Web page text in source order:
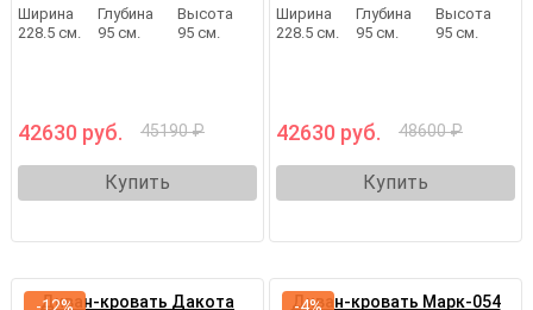
Ширина
228.5 см.
Глубина
95 см.
Высота
95 см.
42630 руб. 45190 ₽
Купить
Ширина
228.5 см.
Глубина
95 см.
Высота
95 см.
42630 руб. 48600 ₽
Купить
Диван-кровать Дакота Диван-кровать Марк-054